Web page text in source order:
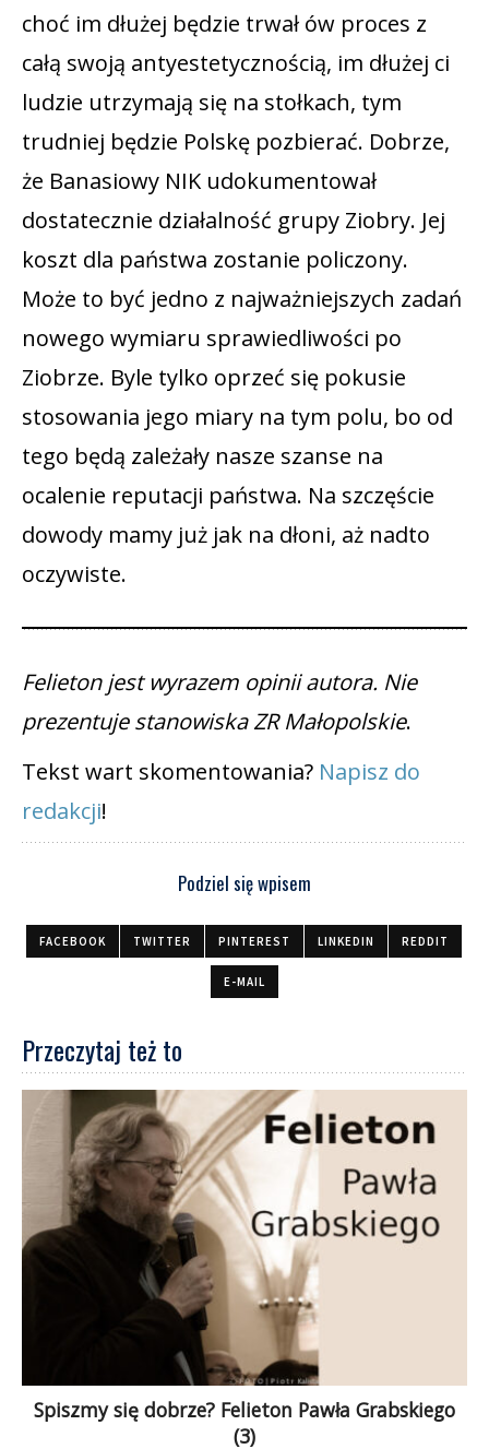
choć im dłużej będzie trwał ów proces z
całą swoją antyestetycznością, im dłużej ci
ludzie utrzymają się na stołkach, tym
trudniej będzie Polskę pozbierać. Dobrze,
że Banasiowy NIK udokumentował
dostatecznie działalność grupy Ziobry. Jej
koszt dla państwa zostanie policzony.
Może to być jedno z najważniejszych zadań
nowego wymiaru sprawiedliwości po
Ziobrze. Byle tylko oprzeć się pokusie
stosowania jego miary na tym polu, bo od
tego będą zależały nasze szanse na
ocalenie reputacji państwa. Na szczęście
dowody mamy już jak na dłoni, aż nadto
oczywiste.
Felieton jest wyrazem opinii autora. Nie
prezentuje stanowiska ZR Małopolskie.
Tekst wart skomentowania? Napisz do
redakcji!
Podziel się wpisem
FACEBOOK TWITTER PINTEREST LINKEDIN REDDIT
E-MAIL
Przeczytaj też to
Spiszmy się dobrze? Felieton Pawła Grabskiego
(3)